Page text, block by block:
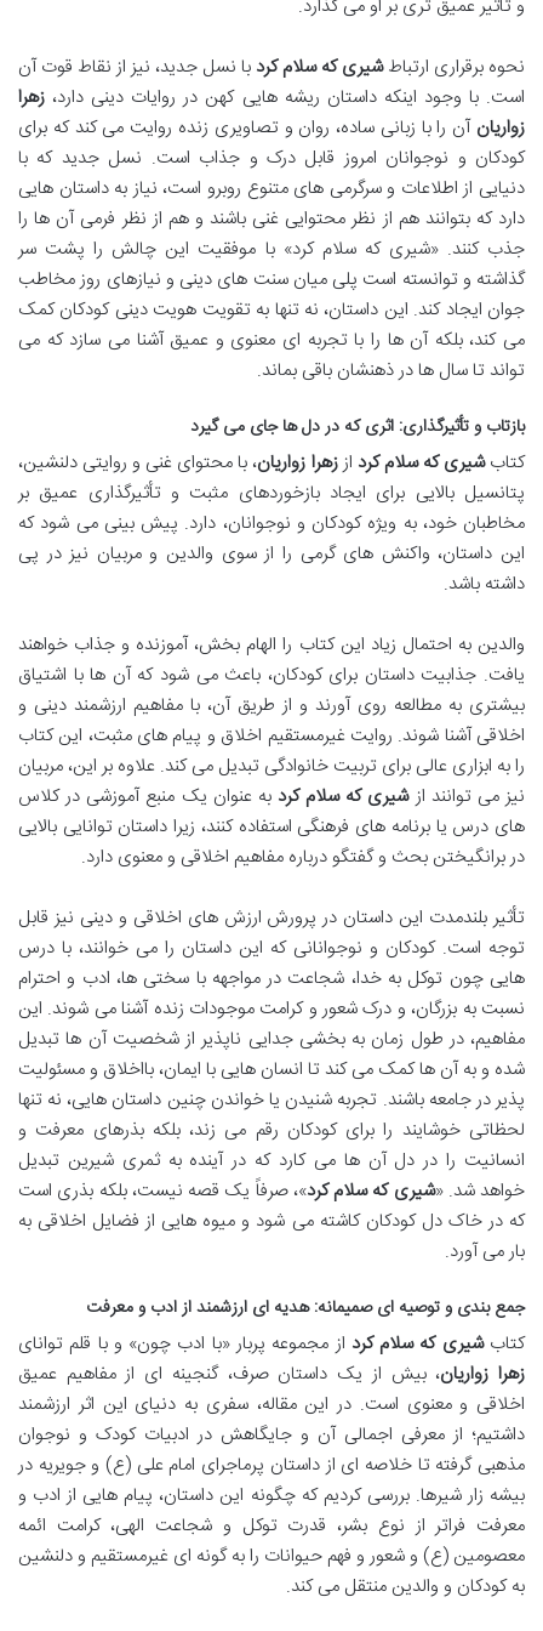
و تأثیر عمیق تری بر او می گذارد.
نحوه برقراری ارتباطشیری که سلام کرد با نسل جدید، نیز از نقاط قوت آن
است. با وجود اینکه داستان ریشه هایی کهن در روایات دینی دارد، زهرا
زواریان آن را با زبانی ساده، روان و تصاویری زنده روایت می کند که برای
کودکان و نوجوانان امروز قابل درک و جذاب است. نسل جدید که با
دنیایی از اطلاعات و سرگرمی های متنوع روبرو است، نیاز به داستان هایی
دارد که بتوانند هم از نظر محتوایی غنی باشند و هم از نظر فرمی آن ها را
جذب کنند. «شیری که سلام کرد» با موفقیت این چالش را پشت سر
گذاشته و توانسته است پلی میان سنت های دینی و نیازهای روز مخاطب
جوان ایجاد کند. این داستان، نه تنها به تقویت هویت دینی کودکان کمک
می کند، بلکه آن ها را با تجربه ای معنوی و عمیق آشنا می سازد که می
تواند تا سال ها در ذهنشان باقی بماند.
بازتاب و تأثیرگذاری: اثری که در دل ها جای می گیرد
کتابشیری که سلام کرد اززهرا زواریان، با محتوای غنی و روایتی دلنشین،
پتانسیل بالایی برای ایجاد بازخوردهای مثبت و تأثیرگذاری عمیق بر
مخاطبان خود، به ویژه کودکان و نوجوانان، دارد. پیش بینی می شود که
این داستان، واکنش های گرمی را از سوی والدین و مربیان نیز در پی
داشته باشد.
والدین به احتمال زیاد این کتاب را الهام بخش، آموزنده و جذاب خواهند
یافت. جذابیت داستان برای کودکان، باعث می شود که آن ها با اشتیاق
بیشتری به مطالعه روی آورند و از طریق آن، با مفاهیم ارزشمند دینی و
اخلاقی آشنا شوند. روایت غیرمستقیم اخلاق و پیام های مثبت، این کتاب
را به ابزاری عالی برای تربیت خانوادگی تبدیل می کند. علاوه بر این، مربیان
نیز می توانند ازشیری که سلام کرد به عنوان یک منبع آموزشی در کلاس
های درس یا برنامه های فرهنگی استفاده کنند، زیرا داستان توانایی بالایی
در برانگیختن بحث و گفتگو درباره مفاهیم اخلاقی و معنوی دارد.
تأثیر بلندمدت این داستان در پرورش ارزش های اخلاقی و دینی نیز قابل
توجه است. کودکان و نوجوانانی که این داستان را می خوانند، با درس
هایی چون توکل به خدا، شجاعت در مواجهه با سختی ها، ادب و احترام
نسبت به بزرگان، و درک شعور و کرامت موجودات زنده آشنا می شوند. این
مفاهیم، در طول زمان به بخشی جدایی ناپذیر از شخصیت آن ها تبدیل
شده و به آن ها کمک می کند تا انسان هایی با ایمان، بااخلاق و مسئولیت
پذیر در جامعه باشند. تجربه شنیدن یا خواندن چنین داستان هایی، نه تنها
لحظاتی خوشایند را برای کودکان رقم می زند، بلکه بذرهای معرفت و
انسانیت را در دل آن ها می کارد که در آینده به ثمری شیرین تبدیل
خواهد شد. «شیری که سلام کرد»، صرفاً یک قصه نیست، بلکه بذری است
که در خاک دل کودکان کاشته می شود و میوه هایی از فضایل اخلاقی به
بار می آورد.
جمع بندی و توصیه ای صمیمانه: هدیه ای ارزشمند از ادب و معرفت
کتابشیری که سلام کرد از مجموعه پربار «با ادب چون» و با قلم توانای
زهرا زواریان، بیش از یک داستان صرف، گنجینه ای از مفاهیم عمیق
اخلاقی و معنوی است. در این مقاله، سفری به دنیای این اثر ارزشمند
داشتیم؛ از معرفی اجمالی آن و جایگاهش در ادبیات کودک و نوجوان
مذهبی گرفته تا خلاصه ای از داستان پرماجرای امام علی (ع) و جویریه در
بیشه زار شیرها. بررسی کردیم که چگونه این داستان، پیام هایی از ادب و
معرفت فراتر از نوع بشر، قدرت توکل و شجاعت الهی، کرامت ائمه
معصومین (ع) و شعور و فهم حیوانات را به گونه ای غیرمستقیم و دلنشین
به کودکان و والدین منتقل می کند.